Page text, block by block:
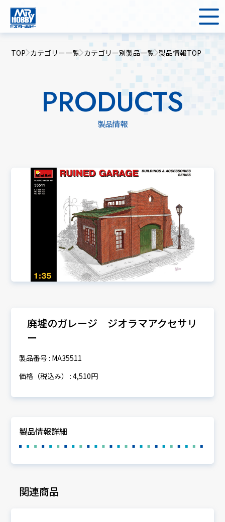
TOP カテゴリー一覧 カテゴリー別製品一覧 製品情報TOP
PRODUCTS
製品情報
廃墟のガレージ ジオラマアクセサリ
ー
製品番号 : MA35511
価格（税込み） : 4,510円
製品情報詳細
関連商品